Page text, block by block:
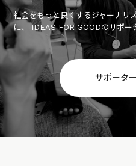
社会をもっと良くするジャーナリ
に、 IDEAS FOR GOODのサポー
サポータ